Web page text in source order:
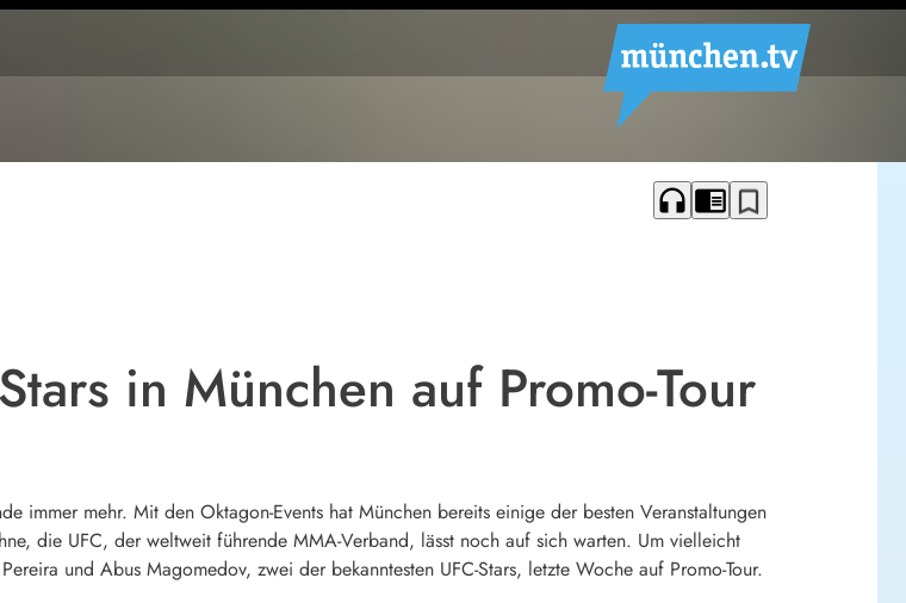
headphones chrome_reader_mode bookmark_border
in München auf Promo-Tour
immer mehr. Mit den Oktagon-Events hat München bereits einige der besten Veranstaltungen
die UFC, der weltweit führende MMA-Verband, lässt noch auf sich warten. Um vielleicht
und Abus Magomedov, zwei der bekanntesten UFC-Stars, letzte Woche auf Promo-Tour.